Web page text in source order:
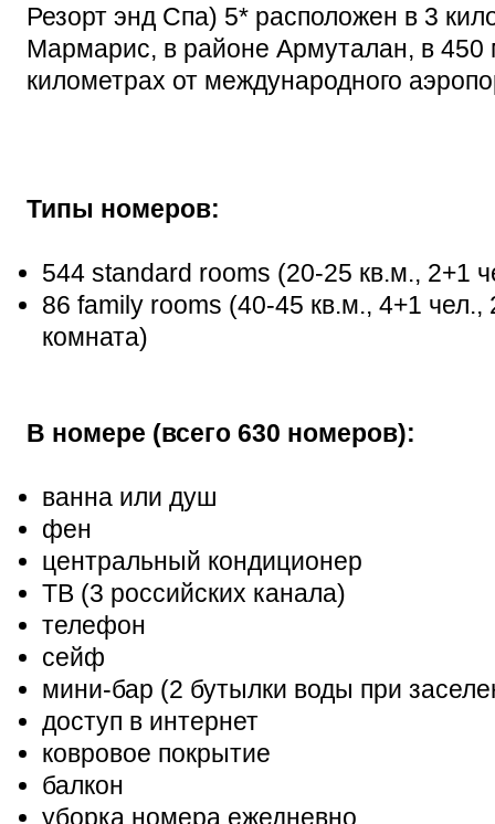
Резорт энд Спа) 5* расположен в 3
Мармарис, в районе Армуталан, в 450
километрах от международного
Типы номеров:
544 standard rooms (20-25 кв.м., 2+1
86 family rooms (40-45 кв.м., 4+1
комната)
В номере (всего 630 номеров):
ванна или душ
фен
центральный кондиционер
ТВ (3 российских канала)
телефон
сейф
мини-бар (2 бутылки воды при
доступ в интернет
ковровое покрытие
балкон
уборка номера ежедневно